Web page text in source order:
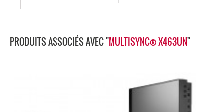
PRODUITS ASSOCIÉS AVEC "MULTISYNC® X463UN"